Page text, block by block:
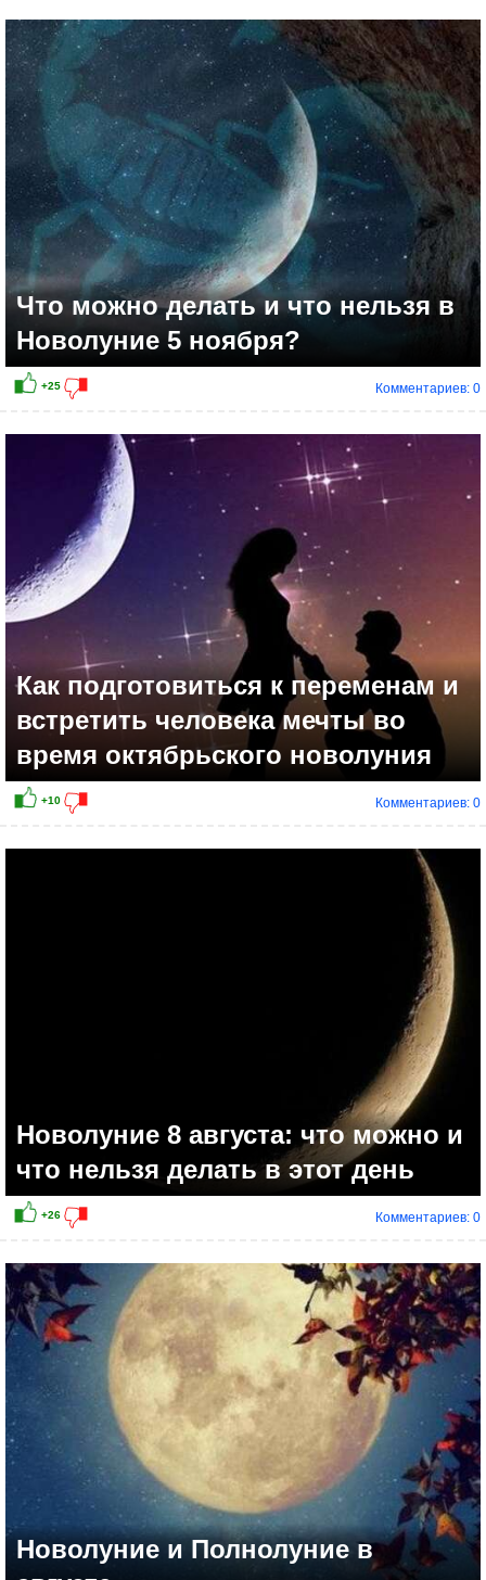
+16
Что можно делать и что нельзя в
Новолуние 5 ноября?
Комментариев: 0
Как подготовиться к переменам и
встретить человека мечты во
время октябрьского новолуния
Комментариев: 0
Новолуние 8 августа: что можно и
что нельзя делать в этот день
Комментариев: 0
Новолуние и Полнолуние в